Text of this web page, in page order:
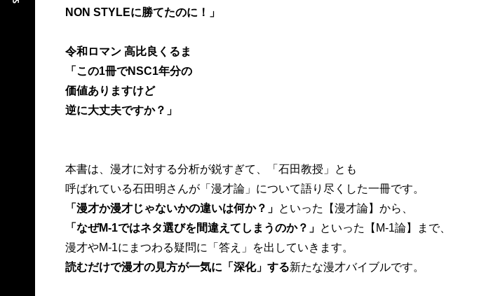
NON STYLEに勝てたのに！」
令和ロマン 高比良くるま
「この1冊でNSC1年分の
価値ありますけど
逆に大丈夫ですか？」
本書は、漫才に対する分析が鋭すぎて、「石田教授」とも
呼ばれている石田明さんが「漫才論」について語り尽くした一冊です。
「漫才か漫才じゃないかの違いは何か？」 といった【漫才論】から、
「なぜM-1ではネタ選びを間違えてしまうのか？」 といった【M-1論】まで、
漫才やM-1にまつわる疑問に「答え」を出していきます。
読むだけで漫才の見方が一気に「深化」する新たな漫才バイブルです。